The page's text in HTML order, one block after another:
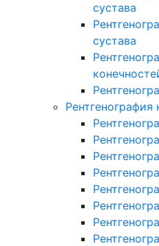
сустава
сустава
Рентгенография